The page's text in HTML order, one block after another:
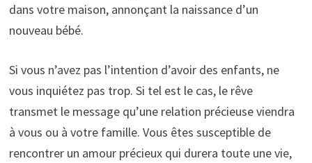
dans votre maison, annonçant la naissance d’un
nouveau bébé.
Si vous n’avez pas l’intention d’avoir des enfants, ne
vous inquiétez pas trop. Si tel est le cas, le rêve
transmet le message qu’une relation précieuse viendra
à vous ou à votre famille. Vous êtes susceptible de
rencontrer un amour précieux qui durera toute une vie,